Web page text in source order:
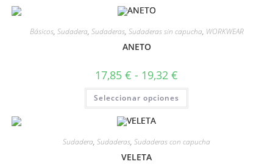
Básicos, Sudadera, Sudaderas, Sudaderas sin capucha, WORKWEAR
ANETO
17,85 € - 19,32 €
Seleccionar opciones
Sudadera, Sudaderas, Sudaderas con capucha
VELETA